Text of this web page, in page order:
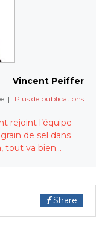
Vincent Peiffer
| Plus de publications
rejoint l’équipe
de sel dans
tout va bien…
Share